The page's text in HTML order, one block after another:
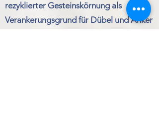
rezyklierter Gesteinskörnung als
Verankerungsgrund für Dübel und Anker